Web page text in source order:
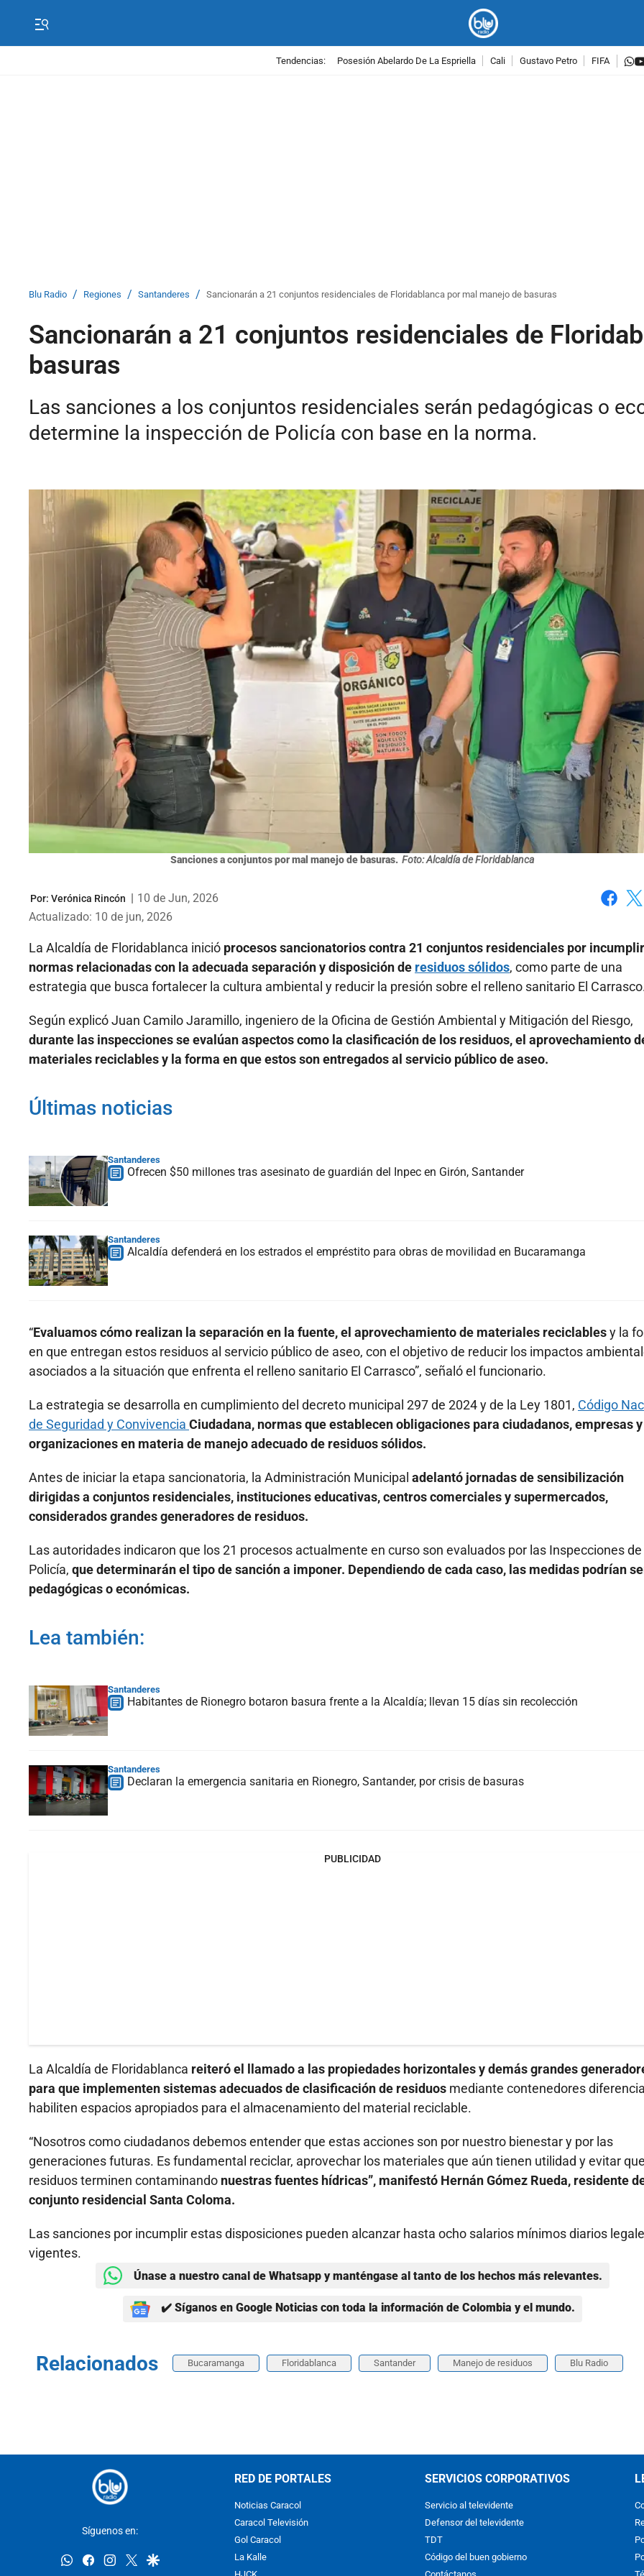
Tendencias: Posesión Abelardo De La Espriella Cali Gustavo Petro FIFA
Blu Radio / Regiones / Santanderes / Sancionarán a 21 conjuntos residenciales de Floridablanca por mal manejo de basuras
Sancionarán a 21 conjuntos residenciales de
basuras
Las sanciones a los conjuntos residenciales serán pedagógicas o
determine la inspección de Policía con base en la norma.
Sanciones a conjuntos por mal manejo de basuras. Foto: Alcaldía de Floridablanca
Por: Verónica Rincón | 10 de Jun, 2026
Actualizado: 10 de jun, 2026
La Alcaldía de Floridablanca inició procesos sancionatorios contra 21 conjuntos residenciales por
normas relacionadas con la adecuada separación y disposición de residuos sólidos, como parte de una
estrategia que busca fortalecer la cultura ambiental y reducir la presión sobre el relleno sanitario El
Según explicó Juan Camilo Jaramillo, ingeniero de la Oficina de Gestión Ambiental y Mitigación del Riesgo,
durante las inspecciones se evalúan aspectos como la clasificación de los residuos, el aprovechamiento
materiales reciclables y la forma en que estos son entregados al servicio público de aseo.
Últimas noticias
Santanderes
Ofrecen $50 millones tras asesinato de guardián del Inpec en Girón, Santander
Santanderes
Alcaldía defenderá en los estrados el empréstito para obras de movilidad en Bucaramanga
“Evaluamos cómo realizan la separación en la fuente, el aprovechamiento de materiales reciclablesy la
en que entregan estos residuos al servicio público de aseo, con el objetivo de reducir los impactos
asociados a la situación que enfrenta el relleno sanitario El Carrasco”, señaló el funcionario.
La estrategia se desarrolla en cumplimiento del decreto municipal 297 de 2024 y de la Ley 1801, Código
de Seguridad y Convivencia Ciudadana, normas que establecen obligaciones para ciudadanos, empresas y
organizaciones en materia de manejo adecuado de residuos sólidos.
Antes de iniciar la etapa sancionatoria, la Administración Municipal adelantó jornadas de sensibilización
dirigidas a conjuntos residenciales, instituciones educativas, centros comerciales y supermercados,
considerados grandes generadores de residuos.
Las autoridades indicaron que los 21 procesos actualmente en curso son evaluados por las Inspecciones de
Policía, que determinarán el tipo de sanción a imponer. Dependiendo de cada caso, las medidas podrían
pedagógicas o económicas.
Lea también:
Santanderes
Habitantes de Rionegro botaron basura frente a la Alcaldía; llevan 15 días sin recolección
Santanderes
Declaran la emergencia sanitaria en Rionegro, Santander, por crisis de basuras
PUBLICIDAD
La Alcaldía de Floridablanca reiteró el llamado a las propiedades horizontales y demás grandes
para que implementen sistemas adecuados de clasificación de residuos mediante contenedores
habiliten espacios apropiados para el almacenamiento del material reciclable.
“Nosotros como ciudadanos debemos entender que estas acciones son por nuestro bienestar y por las
generaciones futuras. Es fundamental reciclar, aprovechar los materiales que aún tienen utilidad y evitar
residuos terminen contaminando nuestras fuentes hídricas”, manifestó Hernán Gómez Rueda, residente
conjunto residencial Santa Coloma.
Las sanciones por incumplir estas disposiciones pueden alcanzar hasta ocho salarios mínimos diarios
vigentes.
Únase a nuestro canal de Whatsapp y manténgase al tanto de los hechos más relevantes.
✔️ Síganos en Google Noticias con toda la información de Colombia y el mundo.
Relacionados Bucaramanga Floridablanca Santander Manejo de residuos Blu Radio
Síguenos en:
whatsappfacebookinstagram
twittergoogle
RED DE PORTALES
Noticias Caracol
Caracol Televisión
Gol Caracol
La Kalle
SERVICIOS CORPORATIVOS
Servicio al televidente
Defensor del televidente
TDT
Código del buen gobierno